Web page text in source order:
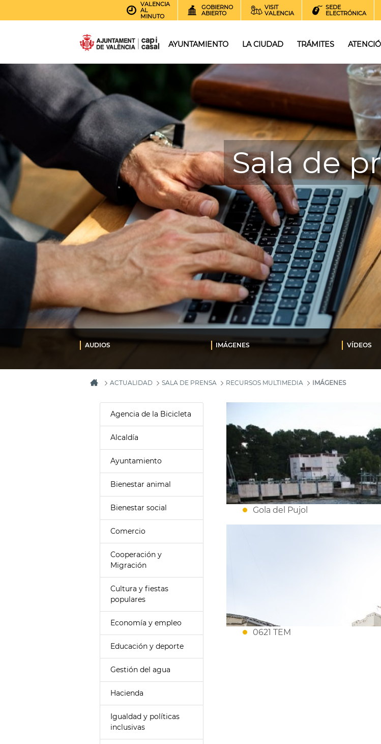
VALENCIA
AL
MINUTO
GOBIERNO
ABIERTO
VISIT
VALENCIA
SEDE
ELECTRÓNICA
AYUNTAMIENTO LA CIUDAD TRÁMITES
Sala de
AUDIOS IMÁGENES VÍDEOS
ACTUALIDAD SALA DE PRENSA RECURSOS MULTIMEDIA IMÁGENES
Agencia de la Bicicleta
Alcaldía
Ayuntamiento
Bienestar animal
Bienestar social
Comercio
Cooperación y
Migración
Cultura y fiestas
populares
Economía y empleo
Educación y deporte
Gestión del agua
Hacienda
Igualdad y políticas
inclusivas
Gola del Pujol
0621 TEM